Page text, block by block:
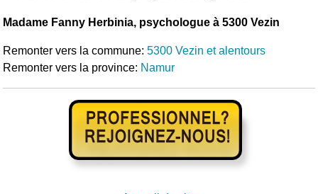
Madame Fanny Herbinia, psychologue à 5300 Vezin
Remonter vers la commune:5300 Vezin et alentours
Remonter vers la province: Namur